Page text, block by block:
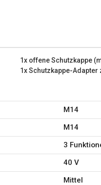
Durchmesser
Was befindet sich in
1x Zusatzhandgriff
1x Schlüssel (im
1x Schutzkappe-
1x
1x offene Schutzkappe
1x Schutzkappe-Adapter
M14
M14
3
40 V
Mittel